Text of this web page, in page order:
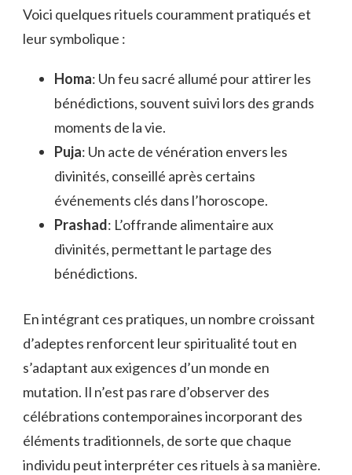
Voici quelques rituels couramment pratiqués et
leur symbolique :
Homa: Un feu sacré allumé pour attirer les
bénédictions, souvent suivi lors des grands
moments de la vie.
Puja: Un acte de vénération envers les
divinités, conseillé après certains
événements clés dans l’horoscope.
Prashad: L’offrande alimentaire aux
divinités, permettant le partage des
bénédictions.
En intégrant ces pratiques, un nombre croissant
d’adeptes renforcent leur spiritualité tout en
s’adaptant aux exigences d’un monde en
mutation. Il n’est pas rare d’observer des
célébrations contemporaines incorporant des
éléments traditionnels, de sorte que chaque
individu peut interpréter ces rituels à sa manière.